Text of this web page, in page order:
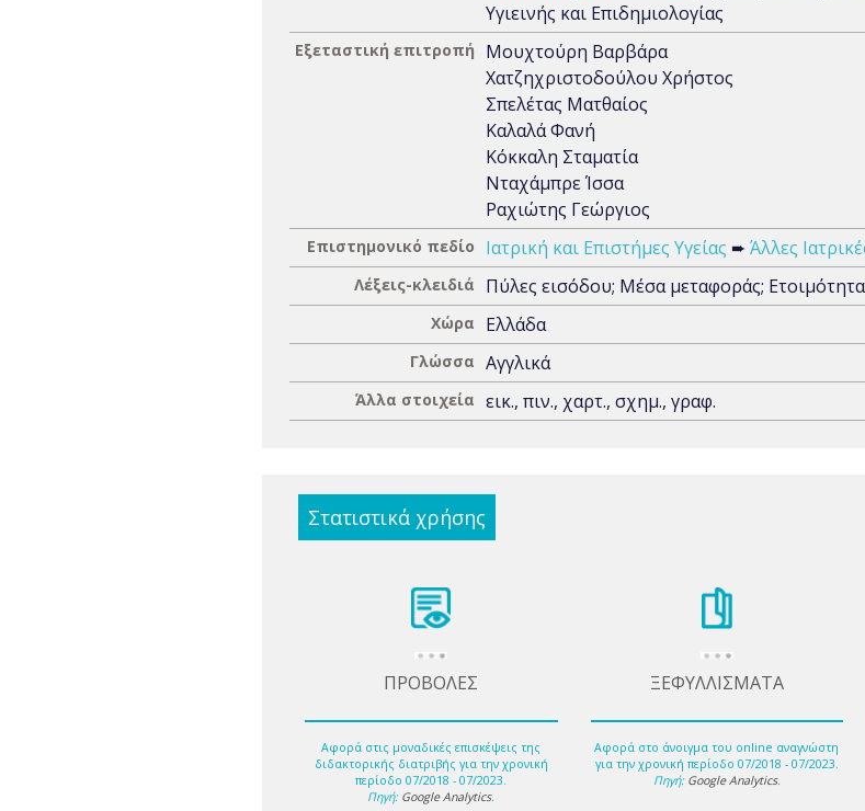
Υγιεινής και Επιδημιολογίας
Εξεταστική επιτροπή
Μουχτούρη Βαρβάρα
Χατζηχριστοδούλου Χρήστος
Σπελέτας Ματθαίος
Καλαλά Φανή
Κόκκαλη Σταματία
Νταχάμπρε Ίσσα
Ραχιώτης Γεώργιος
Επιστημονικό πεδίο Ιατρική και Επιστήμες Υγείας ➨ Άλλες
Λέξεις-κλειδιά Πύλες εισόδου; Μέσα μεταφοράς;
Χώρα Ελλάδα
Γλώσσα Αγγλικά
Άλλα στοιχεία εικ., πιν., χαρτ., σχημ., γραφ.
Στατιστικά χρήσης
ΠΡΟΒΟΛΕΣ
Αφορά στις μοναδικές επισκέψεις της
διδακτορικής διατριβής για την χρονική
περίοδο 07/2018 - 07/2023.
Πηγή: Google Analytics.
ΞΕΦΥΛΛΙΣΜΑΤΑ
Αφορά στο άνοιγμα του online αναγνώστη
για την χρονική περίοδο 07/2018 - 07/2023.
Πηγή: Google Analytics.